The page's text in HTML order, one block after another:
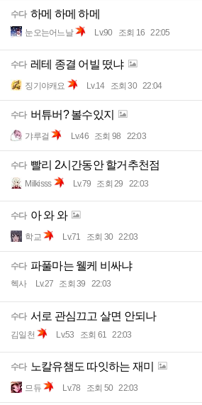
수다 하메 하메 하메
눈오는어느날 Lv.90 조회 16 22:05
수다 레테 종결 어빌 떴냐
징기야캐요 Lv.14 조회 30 22:04
수다 버튜버? 볼수있지
갸루걸 Lv.46 조회 98 22:03
수다 빨리 2시간동안 할거추천점
Milkisss Lv.79 조회 29 22:03
수다 아 와 와
학교 Lv.71 조회 30 22:03
수다 파풀마는 웰케 비싸냐
헥사 Lv.27 조회 39 22:03
수다 서로 관심끄고 살면 안되나
김일천 Lv.53 조회 61 22:03
수다 노칼유챔도 따잇하는 재미
므듀 Lv.78 조회 50 22:03